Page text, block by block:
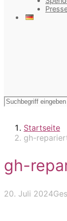
Startseite
gh-
gh-
20. Juli 2024